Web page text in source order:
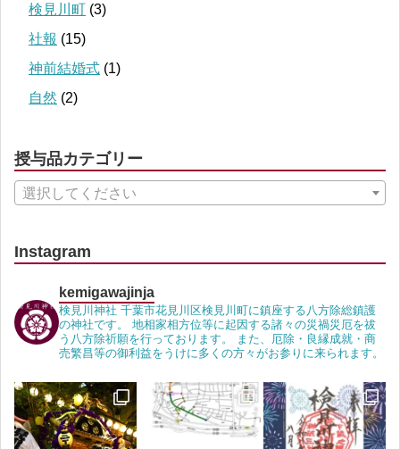
検見川町 (3)
社報 (15)
神前結婚式 (1)
自然 (2)
授与品カテゴリー
選択してください
Instagram
kemigawajinja
検見川神社 千葉市花見川区検見川町に鎮座する八方除総鎮護
の神社です。 地相家相方位等に起因する諸々の災禍災厄を祓
う八方除祈願を行っております。 また、厄除・良縁成就・商
売繁昌等の御利益をうけに多くの方々がお参りに来られます。